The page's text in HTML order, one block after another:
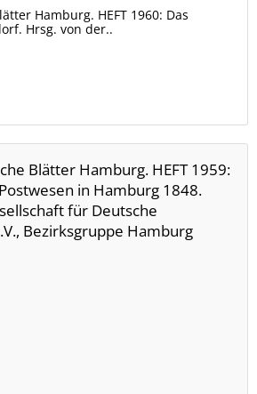
Hamburg. HEFT 1960: Das
Hrsg. von der..